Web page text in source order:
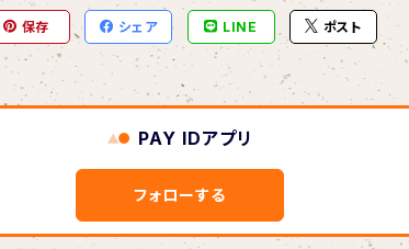
保存 シェア LINE ポスト
PAY IDアプリ
フォローする